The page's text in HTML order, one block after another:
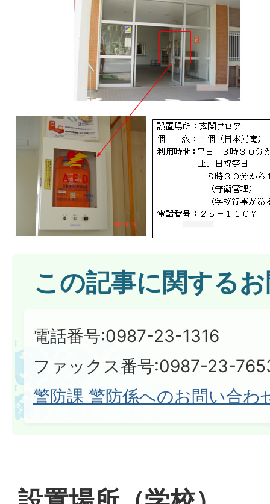
この記事に関する
電話番号:0987-23-1316
ファックス番号:0987-23-
警防課 警防係へのお問い合わ